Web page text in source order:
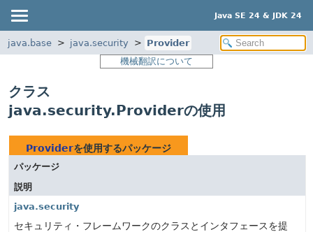
Java SE 24 & JDK 24
java.base java.security
Provider
機械翻訳について
クラス
java.security.Providerの使用
Providerを使用するパッケージ
パッケージ
説明
java.security
セキュリティ・フレームワークのクラスとインタフェースを提